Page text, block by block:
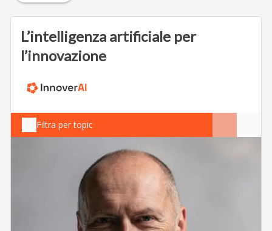
L’intelligenza artificiale per
l’innovazione
Filtra per topic